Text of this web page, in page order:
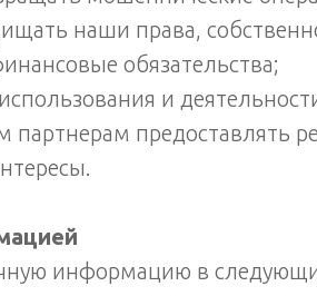
наши права,
обязательства;
и
предоставлять
информацию в